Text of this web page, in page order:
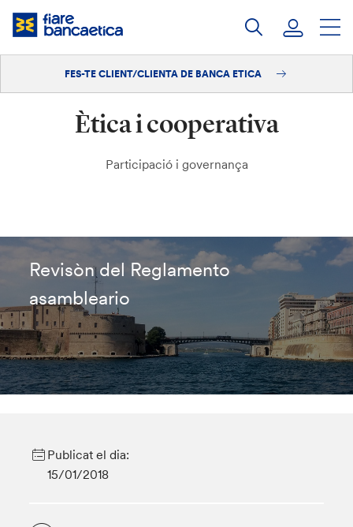
Salta
Iniciar sessió
Fes-te'n client/clienta
FES-TE CLIENT/CLIENTA DE BANCA ETICA
Ètica i cooperativa
Participació i governança
Revisòn del Reglamento
asambleario
Publicat el dia:
15/01/2018